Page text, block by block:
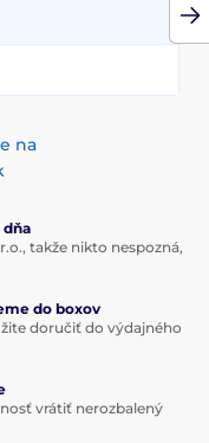
na
takže nikto nespozná,
do boxov
doručiť do výdajného
vrátiť nerozbalený